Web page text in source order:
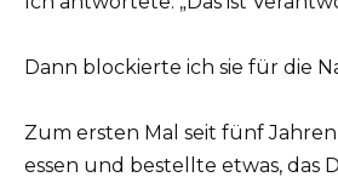
Dann blockierte ich sie für die
Zum ersten Mal seit fünf
essen und bestellte etwas, das